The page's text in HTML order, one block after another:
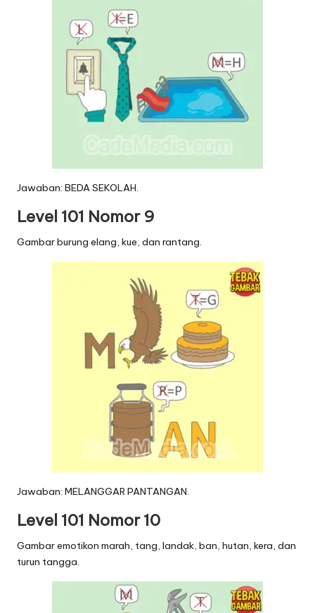
Jawaban: BEDA SEKOLAH.
Level 101 Nomor 9
Gambar burung elang, kue, dan rantang.
Jawaban: MELANGGAR PANTANGAN.
Level 101 Nomor 10
Gambar emotikon marah, tang, landak, ban, hutan, kera, dan
turun tangga.